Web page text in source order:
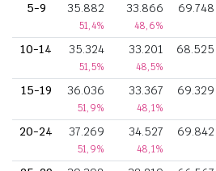
5-9 35.882
51,4%
33.866
48,6%
69.748
10-14 35.324
51,5%
33.201
48,5%
68.525
15-19 36.036
51,9%
33.367
48,1%
69.329
20-24 37.269
51,9%
34.527
48,1%
69.842